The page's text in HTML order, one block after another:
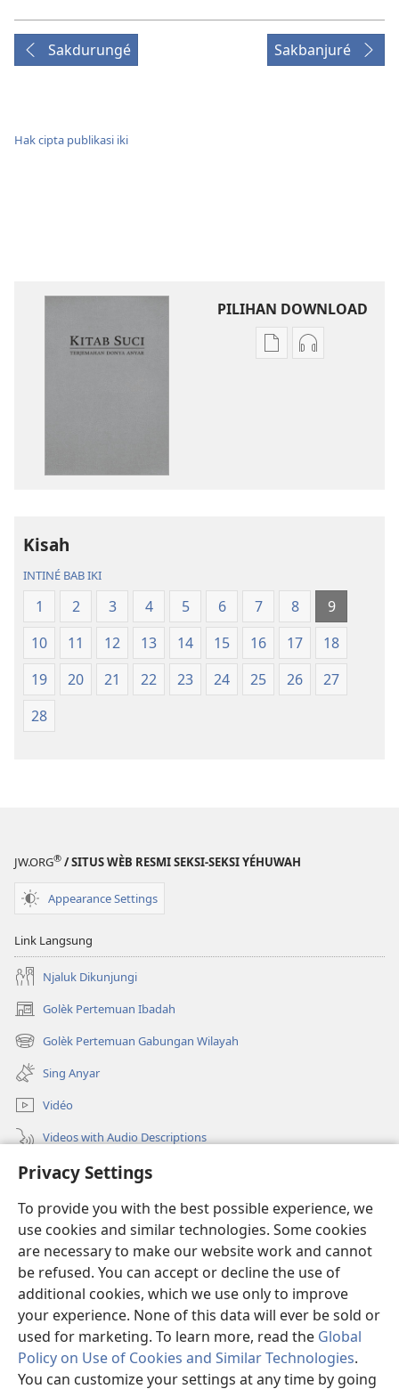
Privacy Settings
To provide you with the best possible experience, we
use cookies and similar technologies. Some cookies
are necessary to make our website work and cannot
be refused. You can accept or decline the use of
additional cookies, which we use only to improve
your experience. None of this data will ever be sold or
used for marketing. To learn more, read the Global
Policy on Use of Cookies and Similar Technologies.
You can customize your settings at any time by going
Sakdurungé Sakbanjuré
Hak cipta publikasi iki
PILIHAN DOWNLOAD
PilihanPilihan
Kisah
INTINÉ BAB IKI
1 2 3 4 5 6 7 8
9
10
11 12 13 14 15 16 17
18
19
20 21 22 23 24 25 26
27
28
JW.ORG® / SITUS WÈB RESMI SEKSI-SEKSI YÉHUWAH
Appearance Settings
Link Langsung
Njaluk Dikunjungi
Golèk Pertemuan Ibadah
(opens
new
window)
Golèk Pertemuan Gabungan Wilayah
(opens
new
window)
Sing Anyar
Vidéo
Videos with Audio Descriptions
Golèk JW.ORG
Sumbangan
(opens
new
window)PERPUSTAKAAN ONLINE Warta Penting
(opens
new
JW Hub ®
(opens
new
window)